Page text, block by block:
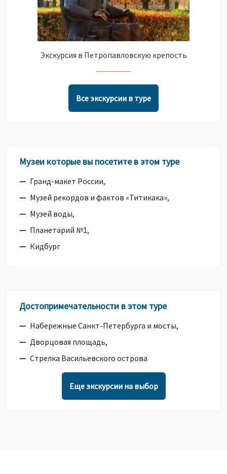
Экскурсия в Петропавловскую крепость
Все экскурсии в туре
Музеи которые вы посетите в этом туре
Гранд-макет России,
Музей рекордов и фактов «Титикака»,
Музей воды,
Планетарий №1,
Кидбург
Достопримечательности в этом туре
Набережные Санкт-Петербурга и мосты,
Дворцовая площадь,
Стрелка Васильевского острова
Еще экскурсии на выбор